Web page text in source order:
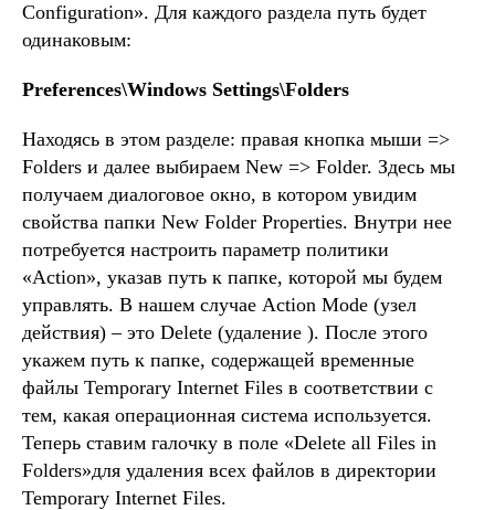
Configuration». Для каждого раздела путь будет
одинаковым:
Preferences\Windows Settings\Folders
Находясь в этом разделе: правая кнопка мыши =>
Folders и далее выбираем New => Folder. Здесь мы
получаем диалоговое окно, в котором увидим
свойства папки New Folder Properties. Внутри нее
потребуется настроить параметр политики
«Action», указав путь к папке, которой мы будем
управлять. В нашем случае Action Mode (узел
действия) – это Delete (удаление ). После этого
укажем путь к папке, содержащей временные
файлы Temporary Internet Files в соответствии с
тем, какая операционная система используется.
Теперь ставим галочку в поле «Delete all Files in
Folders»для удаления всех файлов в директории
Temporary Internet Files.